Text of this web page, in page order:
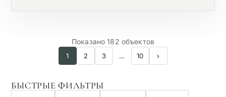
Показано 182 объектов
1 2 3 … 10 ›
БЫСТРЫЕ ФИЛЬТРЫ